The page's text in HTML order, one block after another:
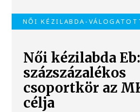
NŐI KÉZILABDA-
Női kézilabda Eb:
százszázalékos
csoportkör az
célja